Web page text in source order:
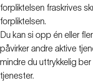
forpliktelsen fraskrives
forpliktelsen.
Du kan si opp én eller
påvirker andre aktive
mindre du uttrykkelig
tjenester.